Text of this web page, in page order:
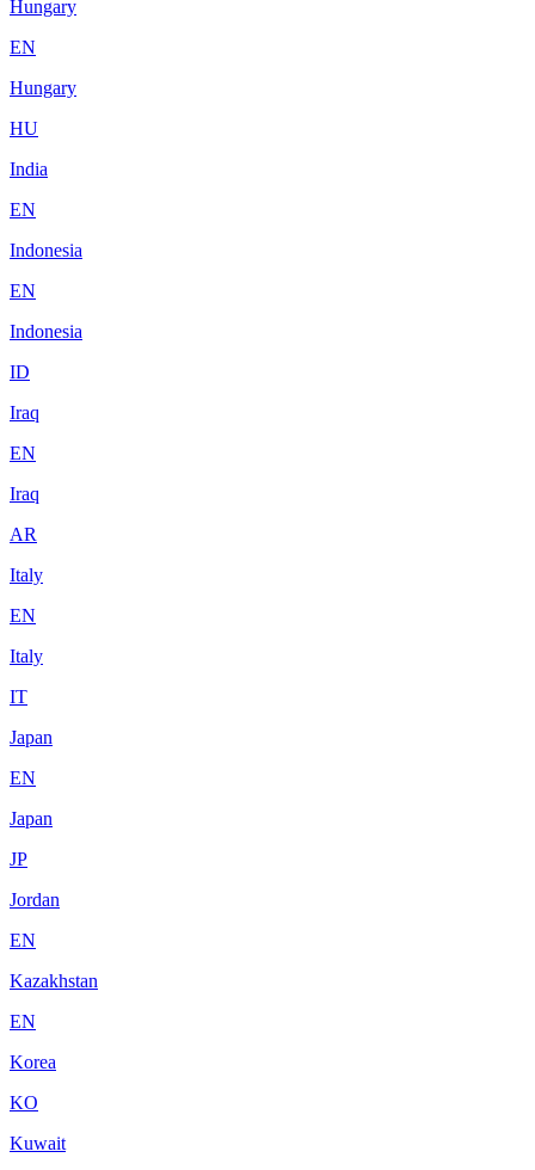
Hungary
EN
Hungary
HU
India
EN
Indonesia
EN
Indonesia
ID
Iraq
EN
Iraq
AR
Italy
EN
Italy
IT
Japan
EN
Japan
JP
Jordan
EN
Kazakhstan
EN
Korea
KO
Kuwait